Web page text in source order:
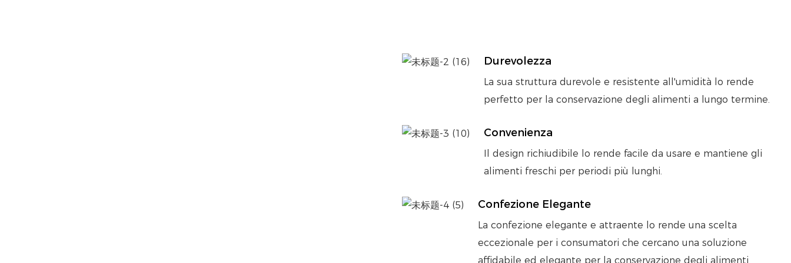
Durevolezza
La sua struttura durevole e resistente all'umidità lo rende
perfetto per la conservazione degli alimenti a lungo termine.
Convenienza
Il design richiudibile lo rende facile da usare e mantiene gli
alimenti freschi per periodi più lunghi.
Confezione Elegante
La confezione elegante e attraente lo rende una scelta
eccezionale per i consumatori che cercano una soluzione
affidabile ed elegante per la conservazione degli alimenti.